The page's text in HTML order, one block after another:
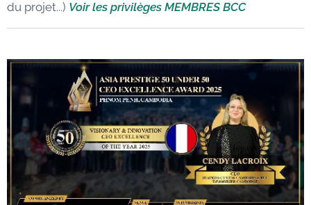
du projet...) Voir les privilèges MEMBRES BCC